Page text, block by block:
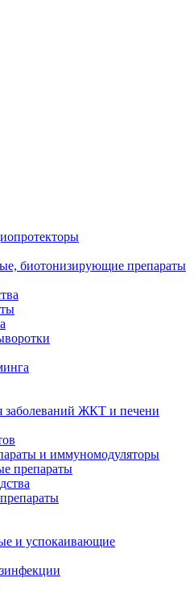
биотонизирующие препараты
заболеваний ЖКТ и печени
и иммуномодуляторы
препараты
и успокаивающие